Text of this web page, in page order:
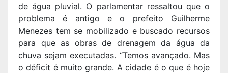
de água pluvial. O parlamentar ressaltou que o
problema é antigo e o prefeito Guilherme
Menezes tem se mobilizado e buscado recursos
para que as obras de drenagem da água da
chuva sejam executadas. “Temos avançado. Mas
o déficit é muito grande. A cidade é o que é hoje